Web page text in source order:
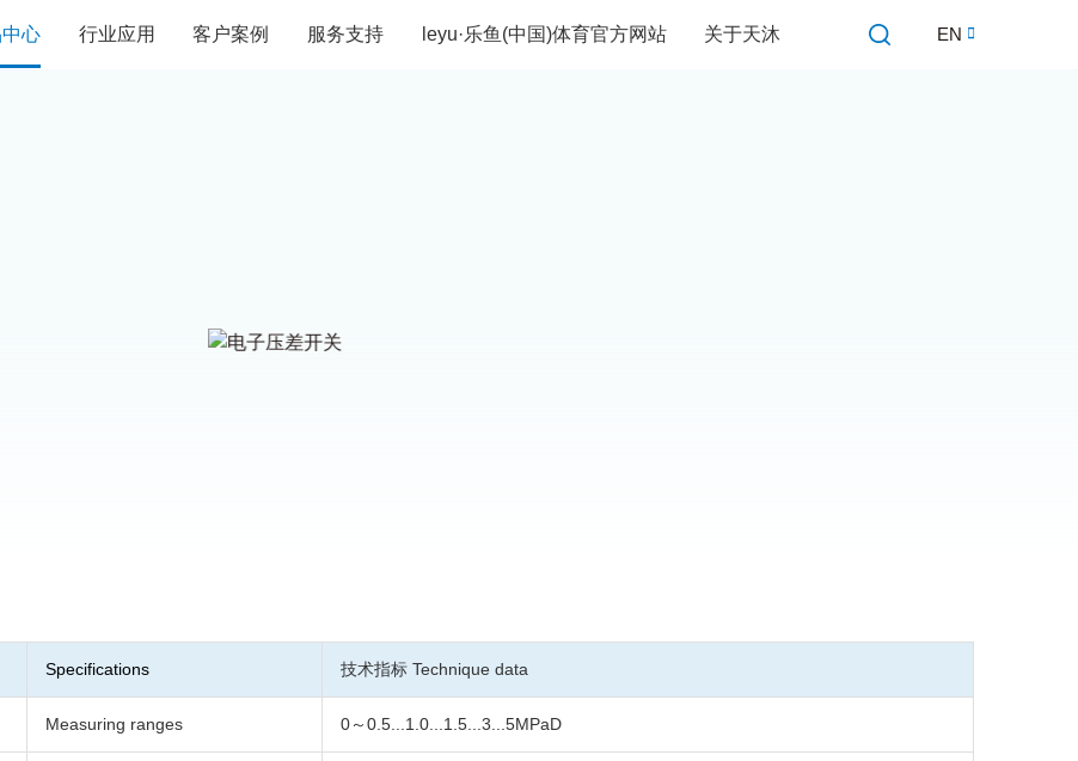
心 行业应用 客户案例 服务支持 leyu·乐鱼(中国)体育官方网站 关于天沐 EN
Specifications 技术指标 Technique data
Measuring ranges 0～0.5...1.0...1.5...3...5MPaD